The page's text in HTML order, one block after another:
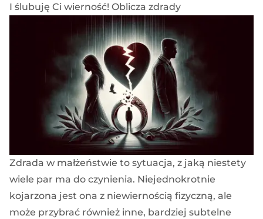
I ślubuję Ci wierność! Oblicza zdrady
Zdrada w małżeństwie to sytuacja, z jaką niestety
wiele par ma do czynienia. Niejednokrotnie
kojarzona jest ona z niewiernością fizyczną, ale
może przybrać również inne, bardziej subtelne